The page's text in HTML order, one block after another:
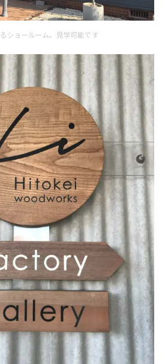
ショールーム。見学可能です